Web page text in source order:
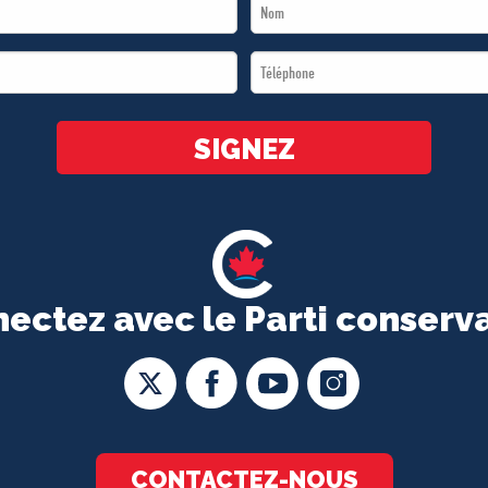
avec le Parti
CONTACTEZ-NOUS
Last
Name
Téléphone
*
SIGNEZ